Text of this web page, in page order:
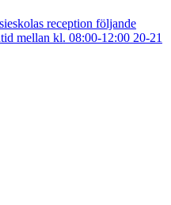
reception följande
mellan kl. 08:00-12:00 20-21